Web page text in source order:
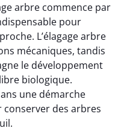
arbre commence par
pour
L’élagage arbre
mécaniques, tandis
le développement
biologique.
une démarche
des arbres